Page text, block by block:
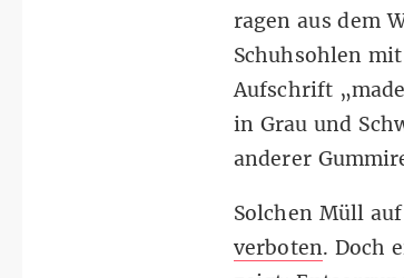
ragen aus dem
Schuhsohlen
Aufschrift
in Grau und
anderer
Solchen Müll
verboten. Doch